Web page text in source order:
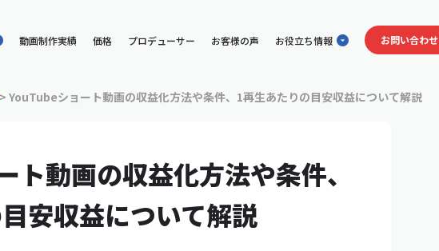
動画制作実績 価格 プロデューサー お客様の声 お役立ち情報 お問い合わせ
> YouTubeショート動画の収益化方法や条件、1再生あたりの目安収益について解説
動画の収益化方法や条件、
安収益について解説